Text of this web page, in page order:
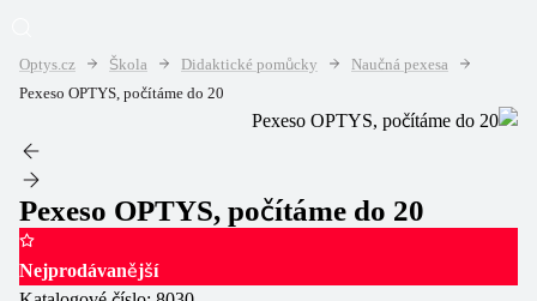
Optys.cz Škola Didaktické pomůcky
Naučná pexesa
Pexeso OPTYS, počítáme do 20
Pexeso OPTYS, počítáme do 20
Nejprodávanější